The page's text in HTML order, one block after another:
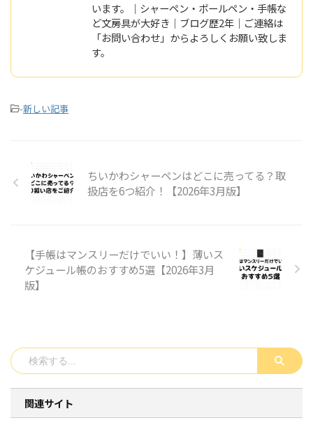
います。｜シャーペン・ボールペン・手帳な
ど文房具が大好き｜ブログ歴2年｜ご連絡は
「お問い合わせ」からよろしくお願い致しま
す。
-新しい記事
ちいかわシャーペンはどこに売ってる？取
扱店を6つ紹介！【2026年3月版】
【手帳はマンスリーだけでいい！】薄いス
ケジュール帳のおすすめ5選【2026年3月
版】
関連サイト